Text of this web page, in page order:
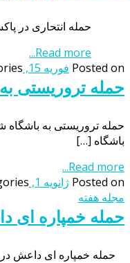
حمله انتحاری در پاکستان ۵ کشته برجا گذاشتدر پی انفجار تروریستی در منطقه قبیله نشین “مهمند” در شمال غرب پاکستان دستکم ۳ نیروی پلیس و ۲ رهگذر
Read more...
Posted on فوریه 15, 2017
حمله تروریستی به
باشگاه […]
Read more...
Posted on ژانویه 1, 2017
مجله هفته
حمله خمپاره ای داعش در موصل،
حمله خمپاره ای داعش در موصل، ۲۸ کشته و ۵۰ زخمی بر جای گذاشتحمله خمپاره‌ ای تروریست‌های تکفیری داعش در قسمت هایی از مناطق